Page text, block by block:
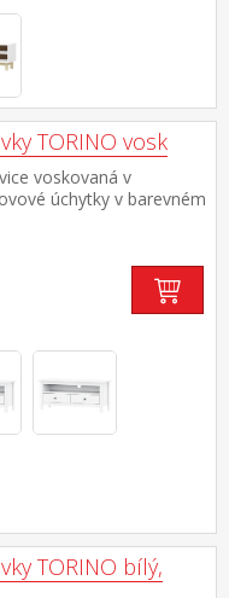
TORINO vosk
voskovaná v
úchytky v barevném
2 zásuvky s
maximální
horní desky do 50 kg
TORINO bílý,